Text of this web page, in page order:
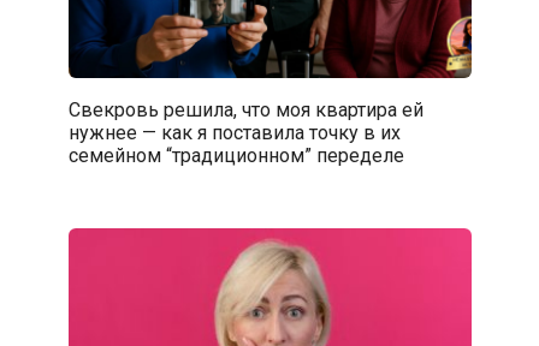
Свекровь решила, что моя квартира ей
нужнее — как я поставила точку в их
семейном “традиционном” переделе